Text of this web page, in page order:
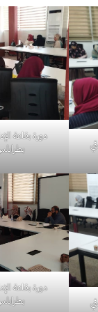
دورة بقاعة
بطرابلس
دورة بقاعة
بطرابلس